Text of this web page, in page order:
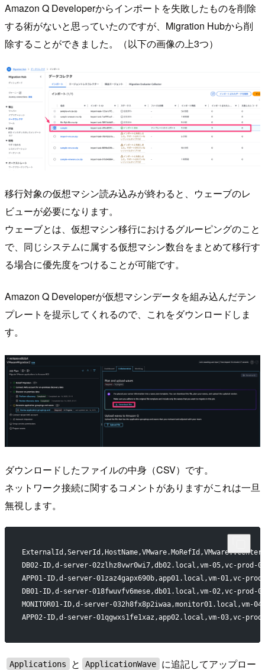
Amazon Q Developerからインポートを失敗したものを削除
する術がないと思っていたのですが、Migration Hubから削
除することができました。（以下の画像の上3つ）
移行対象の仮想マシン読み込みが終わると、ウェーブのレ
ビューが必要になります。
ウェーブとは、仮想マシン移行におけるグルーピングのこと
で、同じシステムに属する仮想マシン数台をまとめて移行す
る場合に優先度をつけることが可能です。
Amazon Q Developerが仮想マシンデータを組み込んだテン
プレートを提示してくれるので、これをダウンロードしま
す。
ダウンロードしたファイルの中身（CSV）です。
ネットワーク接続に関するコメントがありますがこれは一旦
無視します。
DB02-ID,d-server-02zlhz8vwr0wi7,db02.local,vm-05,vc-
APP01-ID,d-server-01zaz4gapx690b,app01.local,vm-
DB01-ID,d-server-018fwuvfv6mese,db01.local,vm-02,vc-
MONITOR01-ID,d-server-
APP02-ID,d-server-01qgwxs1fe1xaz,app02.local,vm-
Applications と ApplicationWave に追記してアップロー